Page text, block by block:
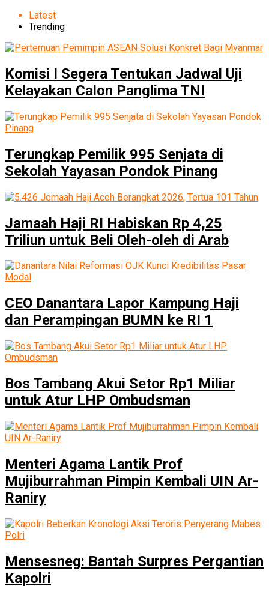
Latest
Trending
Komisi I Segera Tentukan Jadwal Uji
Kelayakan Calon Panglima TNI
Terungkap Pemilik 995 Senjata di
Sekolah Yayasan Pondok Pinang
Jamaah Haji RI Habiskan Rp 4,25
Triliun untuk Beli Oleh-oleh di Arab
CEO Danantara Lapor Kampung Haji
dan Perampingan BUMN ke RI 1
Bos Tambang Akui Setor Rp1 Miliar
untuk Atur LHP Ombudsman
Menteri Agama Lantik Prof
Mujiburrahman Pimpin Kembali UIN Ar-
Raniry
Mensesneg: Bantah Surpres Pergantian
Kapolri